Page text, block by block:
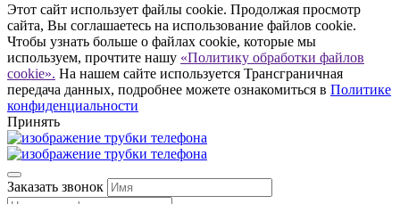
Этот сайт использует файлы cookie. Продолжая просмотр
сайта, Вы соглашаетесь на использование файлов cookie.
Чтобы узнать больше о файлах cookie, которые мы
используем, прочтите нашу «Политику обработки файлов
cookie». На нашем сайте используется Трансграничная
передача данных, подробнее можете ознакомиться в Политике
конфиденциальности
Принять
Заказать звонок